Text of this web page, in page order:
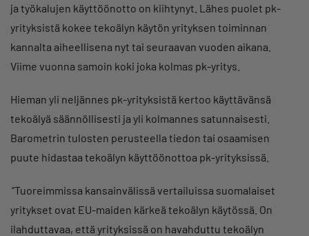
ja työkalujen käyttöönotto on kiihtynyt. Lähes puolet pk-
yrityksistä kokee tekoälyn käytön yrityksen toiminnan
kannalta aiheellisena nyt tai seuraavan vuoden aikana.
Viime vuonna samoin koki joka kolmas pk-yritys.
Hieman yli neljännes pk-yrityksistä kertoo käyttävänsä
tekoälyä säännöllisesti ja yli kolmannes satunnaisesti.
Barometrin tulosten perusteella tiedon tai osaamisen
puute hidastaa tekoälyn käyttöönottoa pk-yrityksissä.
”Tuoreimmissa kansainvälissä vertailuissa suomalaiset
yritykset ovat EU-maiden kärkeä tekoälyn käytössä. On
ilahduttavaa, että yrityksissä on havahduttu tekoälyn